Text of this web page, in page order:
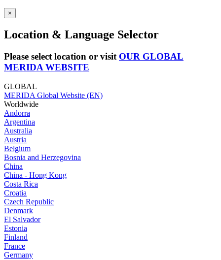
×
Location & Language Selector
Please select location or visit OUR GLOBAL
MERIDA WEBSITE
GLOBAL
MERIDA Global Website (EN)
Worldwide
Andorra
Argentina
Australia
Austria
Belgium
Bosnia and Herzegovina
China
China - Hong Kong
Costa Rica
Croatia
Czech Republic
Denmark
El Salvador
Estonia
Finland
France
Germany